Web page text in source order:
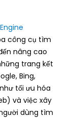
công cụ tìm
nâng cao
trang kết
Bing,
tối ưu hóa
và việc xây
dùng tìm